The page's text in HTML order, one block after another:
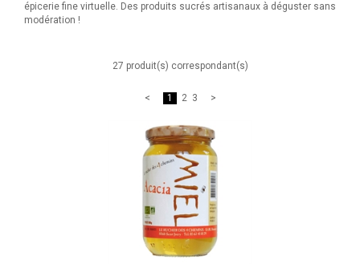
épicerie fine virtuelle. Des produits sucrés artisanaux à déguster sans
modération !
27 produit(s) correspondant(s)
1 2 3